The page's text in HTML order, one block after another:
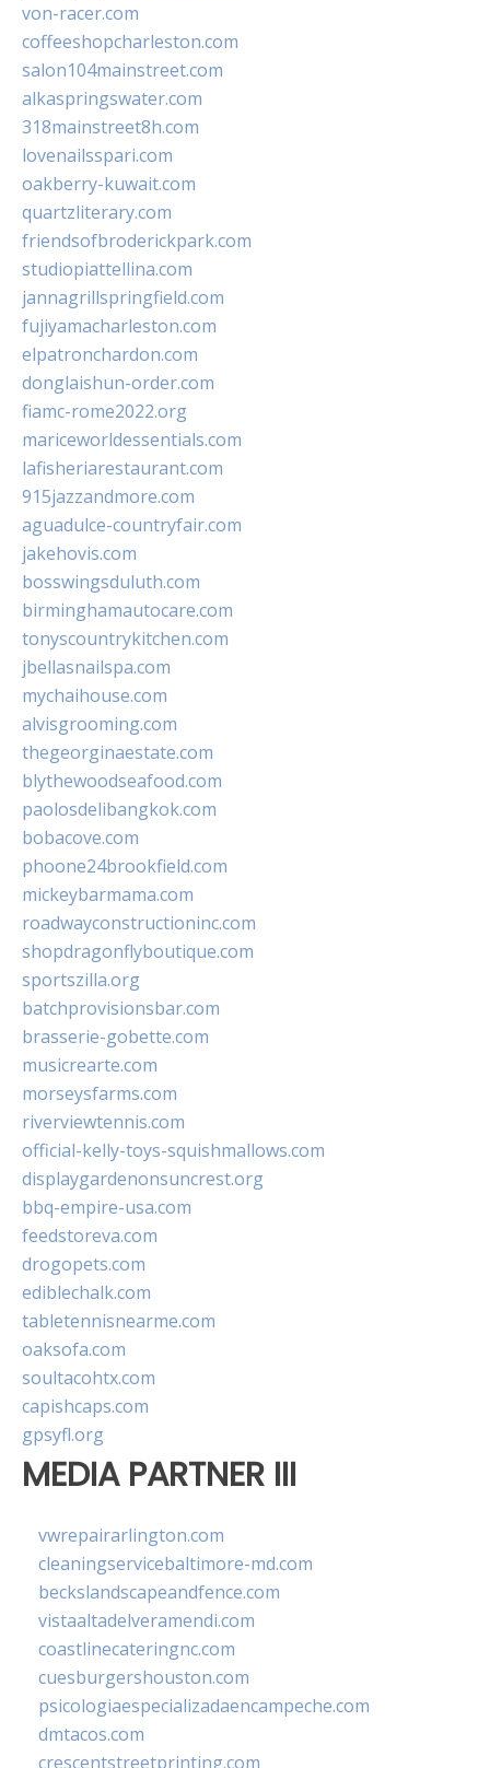
von-racer.com
coffeeshopcharleston.com
salon104mainstreet.com
alkaspringswater.com
318mainstreet8h.com
lovenailsspari.com
oakberry-kuwait.com
quartzliterary.com
friendsofbroderickpark.com
studiopiattellina.com
jannagrillspringfield.com
fujiyamacharleston.com
elpatronchardon.com
donglaishun-order.com
fiamc-rome2022.org
mariceworldessentials.com
lafisheriarestaurant.com
915jazzandmore.com
aguadulce-countryfair.com
jakehovis.com
bosswingsduluth.com
birminghamautocare.com
tonyscountrykitchen.com
jbellasnailspa.com
mychaihouse.com
alvisgrooming.com
thegeorginaestate.com
blythewoodseafood.com
paolosdelibangkok.com
bobacove.com
phoone24brookfield.com
mickeybarmama.com
roadwayconstructioninc.com
shopdragonflyboutique.com
sportszilla.org
batchprovisionsbar.com
brasserie-gobette.com
musicrearte.com
morseysfarms.com
riverviewtennis.com
official-kelly-toys-squishmallows.com
displaygardenonsuncrest.org
bbq-empire-usa.com
feedstoreva.com
drogopets.com
ediblechalk.com
tabletennisnearme.com
oaksofa.com
soultacohtx.com
capishcaps.com
gpsyfl.org
MEDIA PARTNER III
vwrepairarlington.com
cleaningservicebaltimore-md.com
beckslandscapeandfence.com
vistaaltadelveramendi.com
coastlinecateringnc.com
cuesburgershouston.com
psicologiaespecializadaencampeche.com
dmtacos.com
crescentstreetprinting.com